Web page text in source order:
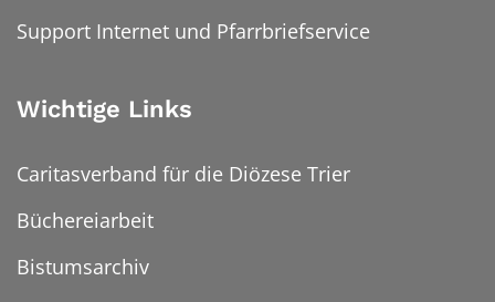
Support Internet und Pfarrbriefservice
Wichtige Links
Caritasverband für die Diözese Trier
Büchereiarbeit
Bistumsarchiv